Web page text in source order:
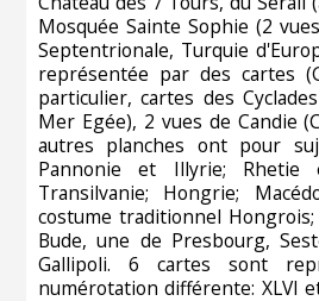
Mosquée Sainte Sophie (2
Septentrionale, Turquie
représentée par des cartes
particulier, cartes des
Mer Egée), 2 vues de Candie
autres planches ont pour
Pannonie et Illyrie; Rhetie
Transilvanie; Hongrie;
costume traditionnel
Bude, une de Presbourg,
Gallipoli. 6 cartes sont
numérotation différente: XLVI